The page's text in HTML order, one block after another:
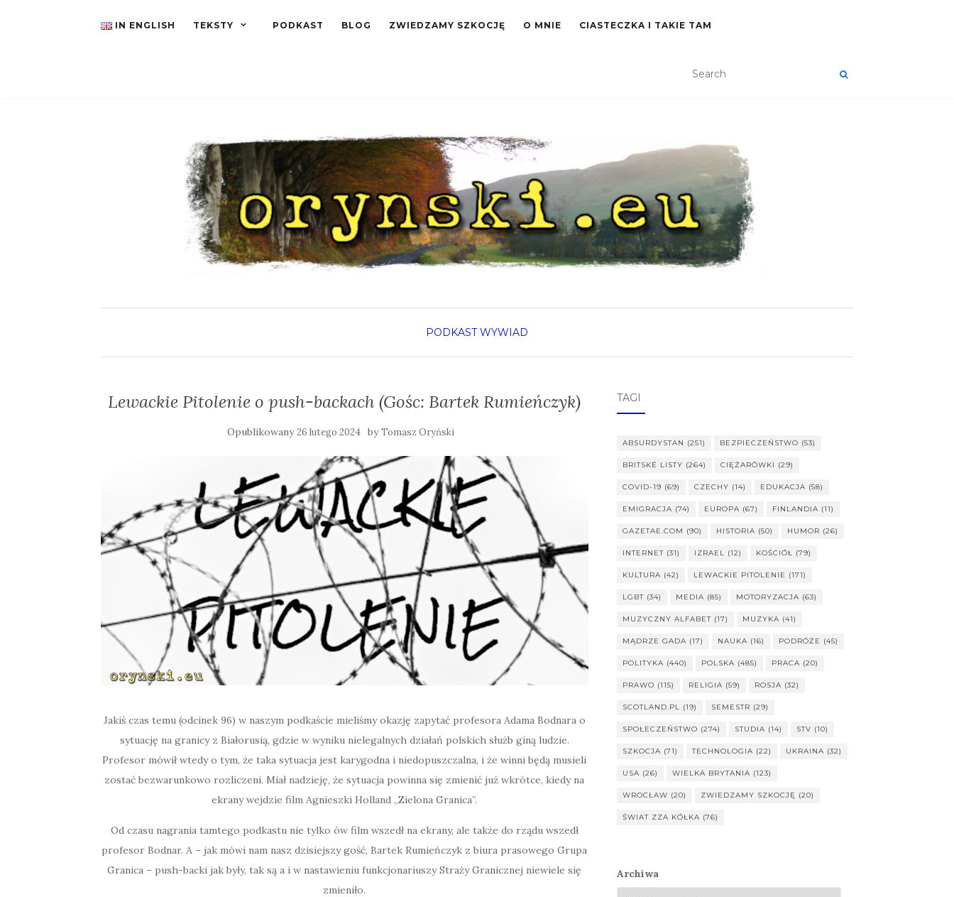
IN ENGLISH TEKSTY PODKAST BLOG ZWIEDZAMY SZKOCJĘ O MNIE CIASTECZKA I TAKIE TAM
PODKAST WYWIAD
Lewackie Pitolenie o push-backach (Gośc: Bartek Rumieńczyk)
Opublikowany26 lutego 2024 byTomasz Oryński
Jakiś czas temu (odcinek 96) w naszym podkaście mieliśmy okazję zapytać profesora Adama Bodnara o
sytuację na granicy z Białorusią, gdzie w wyniku nielegalnych działań polskich służb giną ludzie.
Profesor mówił wtedy o tym, że taka sytuacja jest karygodna i niedopuszczalna, i że winni będą musieli
zostać bezwarunkowo rozliczeni. Miał nadzieję, że sytuacja powinna się zmienić już wkrótce, kiedy na
ekrany wejdzie film Agnieszki Holland „Zielona Granica”.
Od czasu nagrania tamtego podkastu nie tylko ów film wszedł na ekrany, ale także do rządu wszedł
profesor Bodnar. A – jak mówi nam nasz dzisiejszy gość, Bartek Rumieńczyk z biura prasowego Grupa
Granica – push-backi jak były, tak są a i w nastawieniu funkcjonariuszy Straży Granicznej niewiele się
zmieniło.
TAGI
ABSURDYSTAN (251) BEZPIECZEŃSTWO (53)
BRITSKÉ LISTY (264) CIĘŻARÓWKI (29)
COVID-19 (69) CZECHY (14) EDUKACJA (58)
EMIGRACJA (74) EUROPA (67) FINLANDIA (11)
GAZETAE.COM (90) HISTORIA (50) HUMOR (26)
INTERNET(31) IZRAEL (12) KOŚCIÓŁ (79)
KULTURA (42) LEWACKIE PITOLENIE (171)
LGBT(34) MEDIA (85) MOTORYZACJA (63)
MUZYCZNY ALFABET(17) MUZYKA (41)
MĄDRZE GADA (17) NAUKA (16) PODRÓŻE (45)
POLITYKA (440) POLSKA (485) PRACA (20)
PRAWO (115) RELIGIA (59) ROSJA (32)
SCOTLAND.PL (19) SEMESTR (29)
SPOŁECZEŃSTWO (274) STUDIA (14) STV (10)
SZKOCJA (71) TECHNOLOGIA (22) UKRAINA (32)
USA (26) WIELKA BRYTANIA (123)
WROCŁAW (20) ZWIEDZAMY SZKOCJĘ (20)
ŚWIAT ZZA KÓŁKA (76)
Archiwa